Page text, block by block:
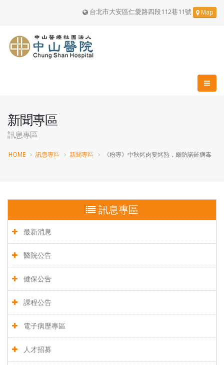
台北市大安區仁愛路四段112巷11號 Map
新聞專區
訊息專區
HOME 訊息專區 新聞專區 《粉專》中秋烤肉要烤熟，嚴防諾羅病毒
訊息專區
最新消息
醫院公告
健保公告
課程公告
電子病歷專區
人才招募